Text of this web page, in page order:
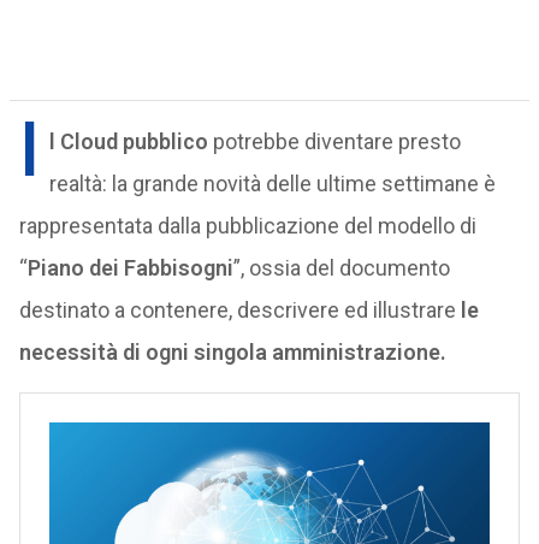
I l Cloud pubblico potrebbe diventare presto
realtà: la grande novità delle ultime settimane è
rappresentata dalla pubblicazione del modello di
“Piano dei Fabbisogni”, ossia del documento
destinato a contenere, descrivere ed illustrare le
necessità di ogni singola amministrazione.